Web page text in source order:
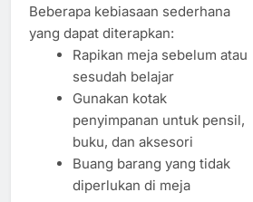
Beberapa kebiasaan sederhana
yang dapat diterapkan:
Rapikan meja sebelum atau
sesudah belajar
Gunakan kotak
penyimpanan untuk pensil,
buku, dan aksesori
Buang barang yang tidak
diperlukan di meja